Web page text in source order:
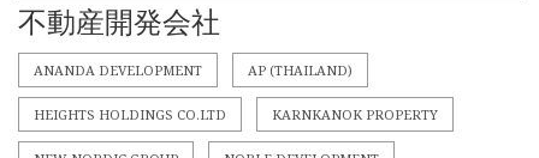
不動産開発会社
ANANDA DEVELOPMENT AP (THAILAND)
HEIGHTS HOLDINGS CO.LTD KARNKANOK PROPERTY